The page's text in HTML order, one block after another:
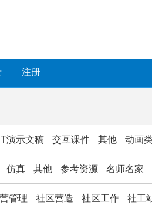
注册
演示文稿 交互课件 其他 动画
仿真 其他 参考资源 名师名家
管理 社区营造 社区工作 社工